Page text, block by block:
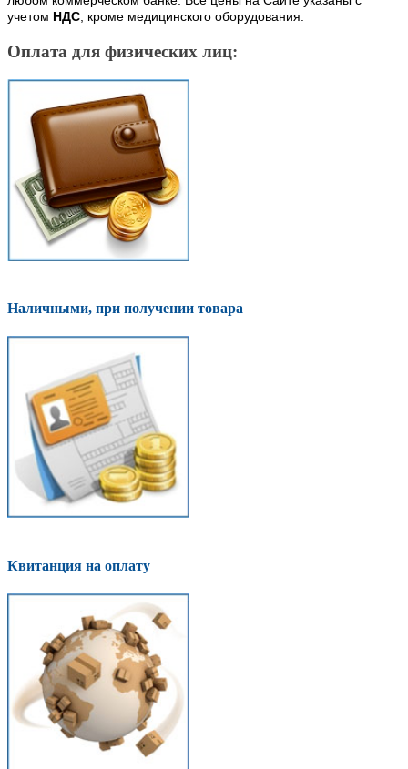
учетом НДС, кроме медицинского оборудования.
Оплата для физических лиц:
Наличными, при получении товара
Квитанция на оплату